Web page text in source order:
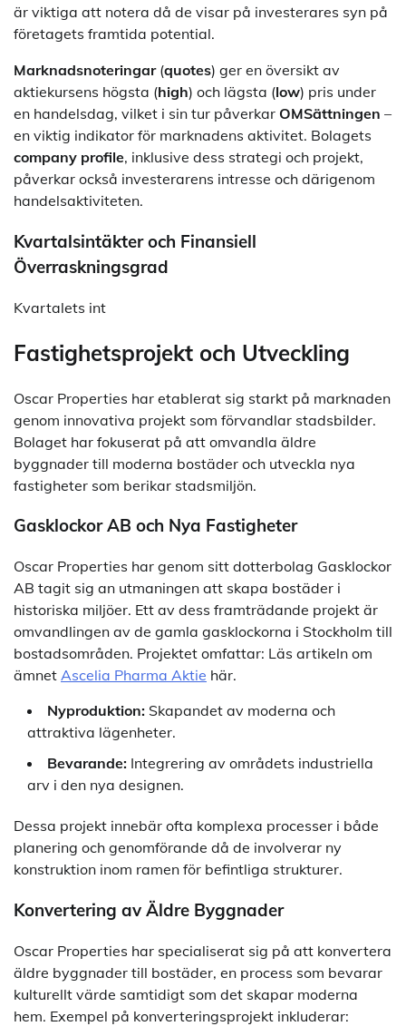
är viktiga att notera då de visar på investerares syn på
företagets framtida potential.
Marknadsnoteringar(quotes) ger en översikt av
aktiekursens högsta (high) och lägsta (low) pris under
en handelsdag, vilket i sin tur påverkar OMSättningen –
en viktig indikator för marknadens aktivitet. Bolagets
company profile, inklusive dess strategi och projekt,
påverkar också investerarens intresse och därigenom
handelsaktiviteten.
Kvartalsintäkter och Finansiell
Överraskningsgrad
Kvartalets int
Fastighetsprojekt och Utveckling
Oscar Properties har etablerat sig starkt på marknaden
genom innovativa projekt som förvandlar stadsbilder.
Bolaget har fokuserat på att omvandla äldre
byggnader till moderna bostäder och utveckla nya
fastigheter som berikar stadsmiljön.
Gasklockor AB och Nya Fastigheter
Oscar Properties har genom sitt dotterbolag Gasklockor
AB tagit sig an utmaningen att skapa bostäder i
historiska miljöer. Ett av dess framträdande projekt är
omvandlingen av de gamla gasklockorna i Stockholm till
bostadsområden. Projektet omfattar: Läs artikeln om
ämnet Ascelia Pharma Aktie här.
Nyproduktion: Skapandet av moderna och
attraktiva lägenheter.
Bevarande: Integrering av områdets industriella
arv i den nya designen.
Dessa projekt innebär ofta komplexa processer i både
planering och genomförande då de involverar ny
konstruktion inom ramen för befintliga strukturer.
Konvertering av Äldre Byggnader
Oscar Properties har specialiserat sig på att konvertera
äldre byggnader till bostäder, en process som bevarar
kulturellt värde samtidigt som det skapar moderna
hem. Exempel på konverteringsprojekt inkluderar: